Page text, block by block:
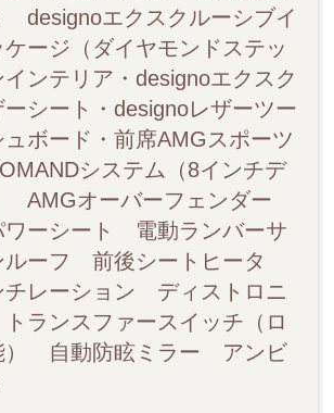
designoエクスクルーシブイ
ージ（ダイヤモンドステッ
ンテリア・designoエクスク
シート・designoレザーツー
ュボード・前席AMGスポーツ
システム（8インチデ
AMGオーバーフェンダー
ワーシート 電動ランバーサ
ーフ 前後シートヒータ
レーション ディストロニ
ランスファースイッチ（ロ
） 自動防眩ミラー アンビ